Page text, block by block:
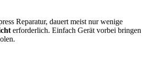
Reparatur, dauert meist nur wenige
erforderlich. Einfach Gerät vorbei bringen